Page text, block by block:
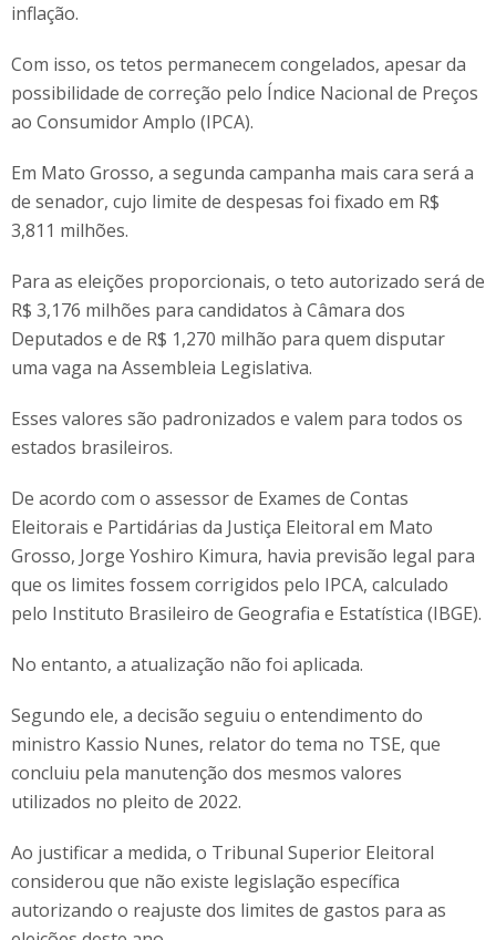
inflação.
Com isso, os tetos permanecem congelados, apesar da
possibilidade de correção pelo Índice Nacional de Preços
ao Consumidor Amplo (IPCA).
Em Mato Grosso, a segunda campanha mais cara será a
de senador, cujo limite de despesas foi fixado em R$
3,811 milhões.
Para as eleições proporcionais, o teto autorizado será de
R$ 3,176 milhões para candidatos à Câmara dos
Deputados e de R$ 1,270 milhão para quem disputar
uma vaga na Assembleia Legislativa.
Esses valores são padronizados e valem para todos os
estados brasileiros.
De acordo com o assessor de Exames de Contas
Eleitorais e Partidárias da Justiça Eleitoral em Mato
Grosso, Jorge Yoshiro Kimura, havia previsão legal para
que os limites fossem corrigidos pelo IPCA, calculado
pelo Instituto Brasileiro de Geografia e Estatística (IBGE).
No entanto, a atualização não foi aplicada.
Segundo ele, a decisão seguiu o entendimento do
ministro Kassio Nunes, relator do tema no TSE, que
concluiu pela manutenção dos mesmos valores
utilizados no pleito de 2022.
Ao justificar a medida, o Tribunal Superior Eleitoral
considerou que não existe legislação específica
autorizando o reajuste dos limites de gastos para as